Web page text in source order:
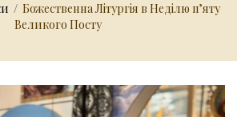
/ Божественна Літургія в Неділю пʼяту
Великого Посту